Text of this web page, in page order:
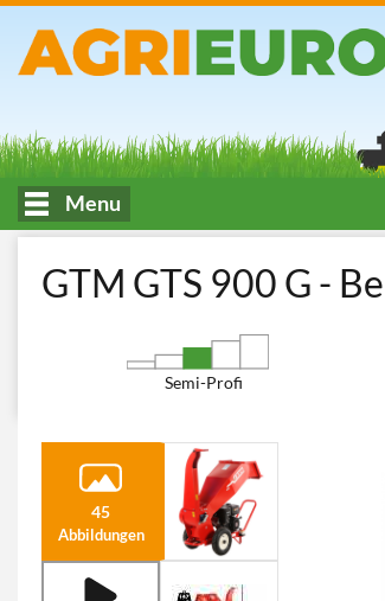
Menu
GTM GTS 900 G -
Semi-Profi
45
Abbildungen